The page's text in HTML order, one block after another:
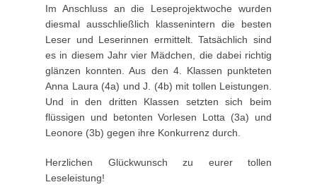
Im Anschluss an die Leseprojektwoche wurden
diesmal ausschließlich klassenintern die besten
Leser und Leserinnen ermittelt. Tatsächlich sind
es in diesem Jahr vier Mädchen, die dabei richtig
glänzen konnten. Aus den 4. Klassen punkteten
Anna Laura (4a) und J. (4b) mit tollen Leistungen.
Und in den dritten Klassen setzten sich beim
flüssigen und betonten Vorlesen Lotta (3a) und
Leonore (3b) gegen ihre Konkurrenz durch.
Herzlichen Glückwunsch zu eurer tollen
Leseleistung!